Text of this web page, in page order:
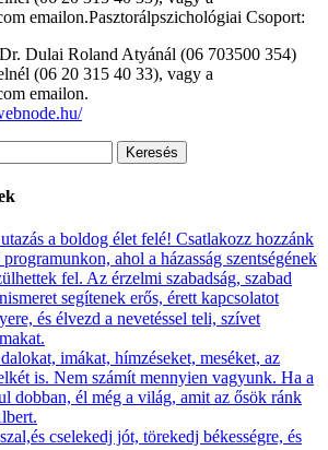
emailon.Pasztorálpszichológiai Csoport:
Dulai Roland Atyánál (06 703500 354)
(06 20 315 40 33), vagy a
emailon.
a boldog élet felé! Csatlakozz hozzánk
ahol a házasság szentségének
fel. Az érzelmi szabadság, szabad
segítenek erős, érett kapcsolatot
és élvezd a nevetéssel teli, szívet
imákat, hímzéseket, meséket, az
is. Nem számít mennyien vagyunk. Ha a
dobban, él még a világ, amit az ősök ránk
cselekedj jót, törekedj békességre, és